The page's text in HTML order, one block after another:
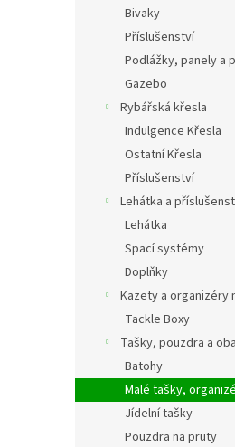
Bivaky
Příslušenství
Podlážky, panely a
Gazebo
Rybářská křesla
Indulgence Křesla
Ostatní Křesla
Příslušenství
Lehátka a
Lehátka
Spací systémy
Doplňky
Kazety a organizéry
Tackle Boxy
Tašky, pouzdra a
Batohy
Malé tašky,
Jídelní tašky
Pouzdra na pruty